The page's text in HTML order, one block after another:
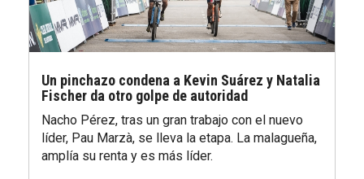
Un pinchazo condena a Kevin Suárez y Natalia
Fischer da otro golpe de autoridad
Nacho Pérez, tras un gran trabajo con el nuevo
líder, Pau Marzà, se lleva la etapa. La malagueña,
amplía su renta y es más líder.